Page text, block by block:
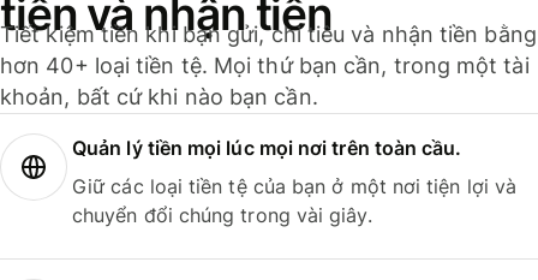
tiền và nhận tiền
Tiết kiệm tiền khi bạn gửi, chi tiêu và nhận tiền bằng
hơn 40+ loại tiền tệ. Mọi thứ bạn cần, trong một tài
khoản, bất cứ khi nào bạn cần.
Quản lý tiền mọi lúc mọi nơi trên toàn cầu.
Giữ các loại tiền tệ của bạn ở một nơi tiện lợi và
chuyển đổi chúng trong vài giây.